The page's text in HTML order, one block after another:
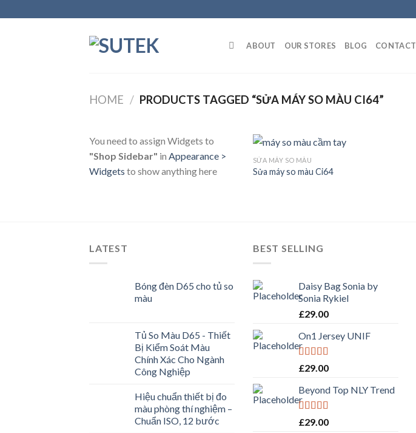
to
ABOUT OUR STORES BLOG CONTACT
HOME / PRODUCTS TAGGED “SỬA MÁY SO MÀU CI64”
You need to assign Widgets to
"Shop Sidebar" in Appearance >
Widgets to show anything here
SỬA MÁY SO MÀU
Sửa máy so màu Ci64
LATEST
Bóng đèn D65 cho tủ so
màu
Tủ So Màu D65 - Thiết
Bị Kiểm Soát Màu
Chính Xác Cho Ngành
Công Nghiệp
Hiệu chuẩn thiết bị đo
màu phòng thí nghiệm –
Chuẩn ISO, 12 bước
BEST SELLING
Daisy Bag Sonia by
Sonia Rykiel
£29.00
On1 Jersey UNIF
Rated5.00
£29.00
Beyond Top NLY Trend
Rated
£29.00